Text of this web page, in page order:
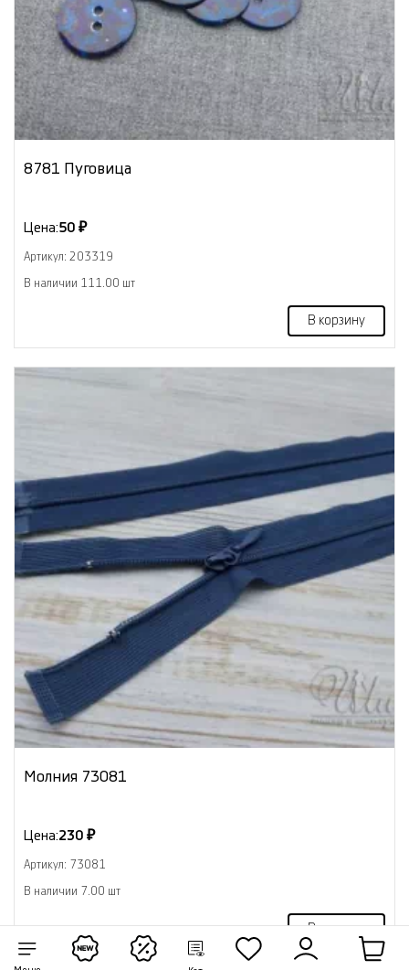
8781 Пуговица
Цена:50 ₽
Артикул: 203319
В наличии 111.00 шт
В корзину
Молния 73081
Цена:230 ₽
Артикул: 73081
В наличии 7.00 шт
В корзину